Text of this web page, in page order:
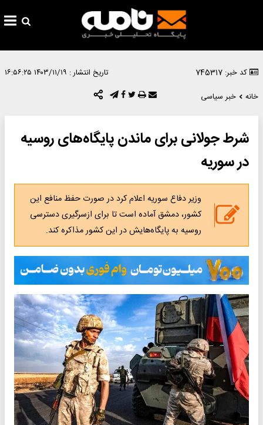
کد خبر: 745317 تاریخ انتشار : ۱۴۰۳/۱۱/۱۹ ۱۶:۵۶:۲۵
خانه
خبر سیاسی
شرط جولانی‌ برای ماندن پایگاه‌های روسیه
در سوریه
وزیر دفاع سوریه اعلام کرد در صورت حفظ منافع این
کشور، دمشق آماده است تا برای ازسرگیری دسترسی
روسیه به پایگاه‌هایش در این کشور مذاکره کند.